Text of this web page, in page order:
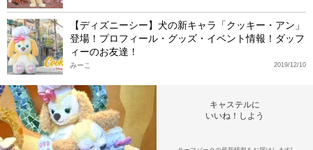
【ディズニーシー】犬の新キャラ「クッキー・アン」
登場！プロフィール・グッズ・イベント情報！ダッフ
ィーのお友達！
2019/12/10
みーこ
キャステルに
いいね！しよう